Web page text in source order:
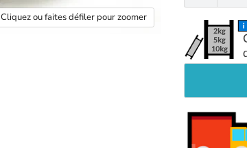
Cliquez ou faites défiler pour zoomer